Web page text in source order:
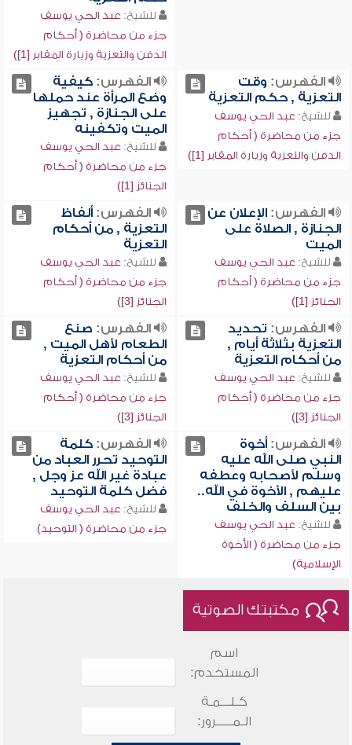
للشيخ: عبد الحي يوسف
جزء من محاضرة ( أحكام
الدفن والتعزية وزيارة المقابر [1])
الفهرس: وقت
التعزية , حكم التعزية
للشيخ: عبد الحي يوسف
جزء من محاضرة ( أحكام
الدفن والتعزية وزيارة المقابر [1])
الفهرس:كيفية
وضع المرأة عند حملها
على الجنازة , تجهيز
الميت وتكفينه
للشيخ: عبد الحي يوسف
جزء من محاضرة ( أحكام
الجنائز [1])
الفهرس:الإعلان عن
الجنازة , الصلاة على
الميت
للشيخ: عبد الحي يوسف
جزء من محاضرة ( أحكام
الجنائز [1])
الفهرس:ألفاظ
التعزية , من أحكام
التعزية
للشيخ: عبد الحي يوسف
جزء من محاضرة ( أحكام
الجنائز [3])
الفهرس: تحديد
التعزية بثلاثة أيام ,
من أحكام التعزية
للشيخ: عبد الحي يوسف
جزء من محاضرة ( أحكام
الجنائز [3])
الفهرس: صنع
الطعام لأهل الميت ,
من أحكام التعزية
للشيخ: عبد الحي يوسف
جزء من محاضرة ( أحكام
الجنائز [3])
الفهرس:أخوة
النبي صلى الله عليه
وسلم لأصحابه وعطفه
عليهم , الأخوة في الله..
بين السلف والخلف
للشيخ: عبد الحي يوسف
جزء من محاضرة ( الأخوة
الإسلامية)
الفهرس:كلمة
التوحيد تحرر العباد من
عبادة غير الله عز وجل ,
فضل كلمة التوحيد
للشيخ: عبد الحي يوسف
جزء من محاضرة ( التوحيد)
مكتبتك الصوتية
اسم
المستخدم:
كـلـــمـة
الـمـــــرور: